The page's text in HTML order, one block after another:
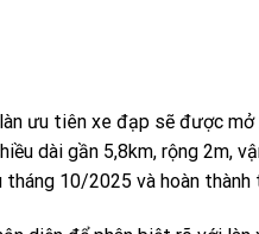
ưu tiên xe đạp sẽ được
dài gần 5,8km, rộng 2m,
10/2025 và hoàn thành